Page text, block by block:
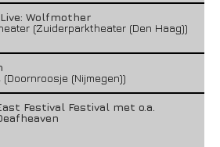
Wolfmother
(Zuiderparktheater (Den Haag))
(Nijmegen))
Festival Festival met o.a.